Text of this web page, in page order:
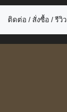
ติดต่อ / สั่งซื้อ / รีวิว